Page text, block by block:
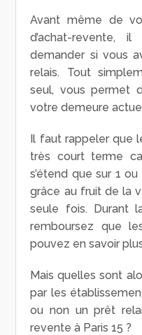
Avant même de
d’achat-revente,
demander si vous
relais. Tout
seul, vous permet
votre demeure
Il faut rappeler que
très court terme
s’étend que sur 1
grâce au fruit de la
seule fois. Durant
remboursez que
pouvez en savoir
Mais quelles sont
par les
ou non un prêt
revente à Paris 15 ?